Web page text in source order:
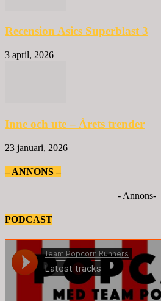
Recension Asics Superblast 3
3 april, 2026
Inne och ute – Årets trender
23 januari, 2026
– ANNONS –
- Annons-
PODCAST